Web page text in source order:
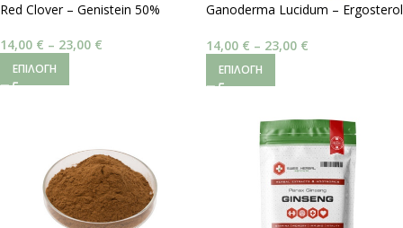
Red Clover – Genistein 50%
14,00 € – 23,00 €
ΕΠΙΛΟΓΉ
Ganoderma Lucidum – Ergosterol
14,00 € – 23,00 €
ΕΠΙΛΟΓΉ